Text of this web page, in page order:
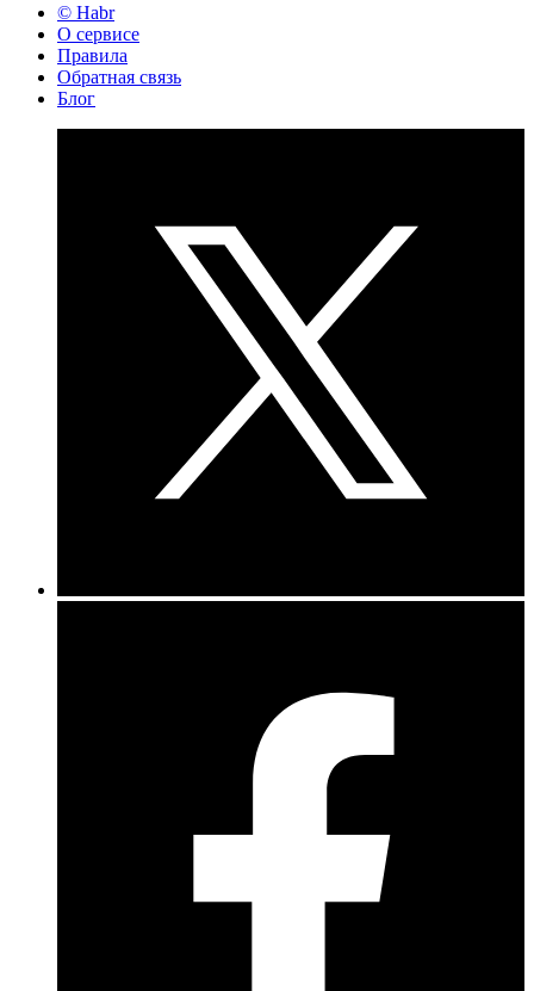
© Habr
О сервисе
Правила
Обратная связь
Блог